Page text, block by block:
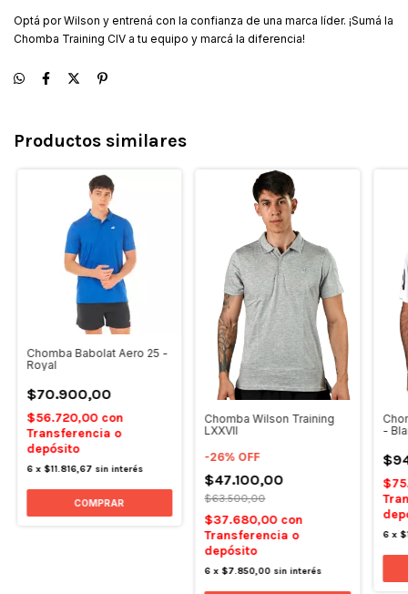
Optá por Wilson y entrená con la confianza de una marca líder. ¡Sumá la
Chomba Training CIV a tu equipo y marcá la diferencia!
Productos similares
Chomba Babolat Aero 25 -
Royal
$70.900,00
$56.720,00 con
Transferencia o
depósito
6 x $11.816,67 sin interés
COMPRAR
Chomba Wilson Training
LXXVII
-26% OFF
$47.100,00
$63.500,00
$37.680,00 con
Transferencia o
depósito
6 x$7.850,00 sin interés
-
6 x